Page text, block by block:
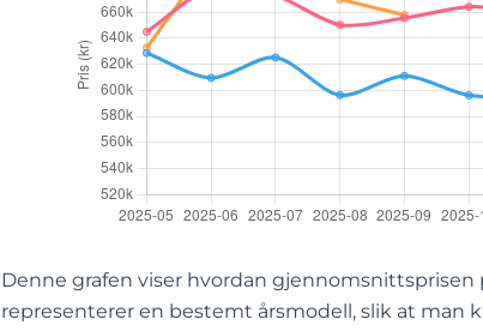
Denne grafen viser hvordan
representerer en bestemt årsmodell, slik at man